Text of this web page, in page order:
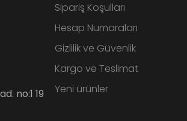
no:1 19
Sipariş Koşulları
Hesap Numaraları
Gizlilik ve Güvenlik
Kargo ve Teslimat
Yeni ürünler